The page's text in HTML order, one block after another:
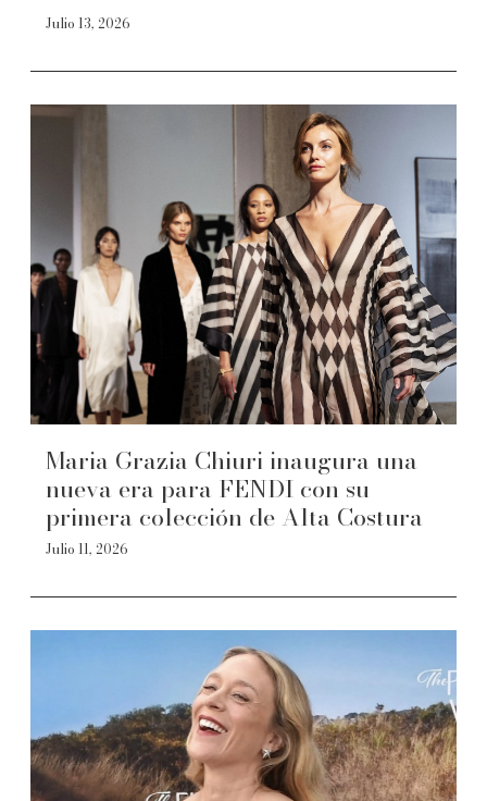
Julio 13, 2026
Maria Grazia Chiuri inaugura una
nueva era para FENDI con su
primera colección de Alta Costura
Julio 11, 2026